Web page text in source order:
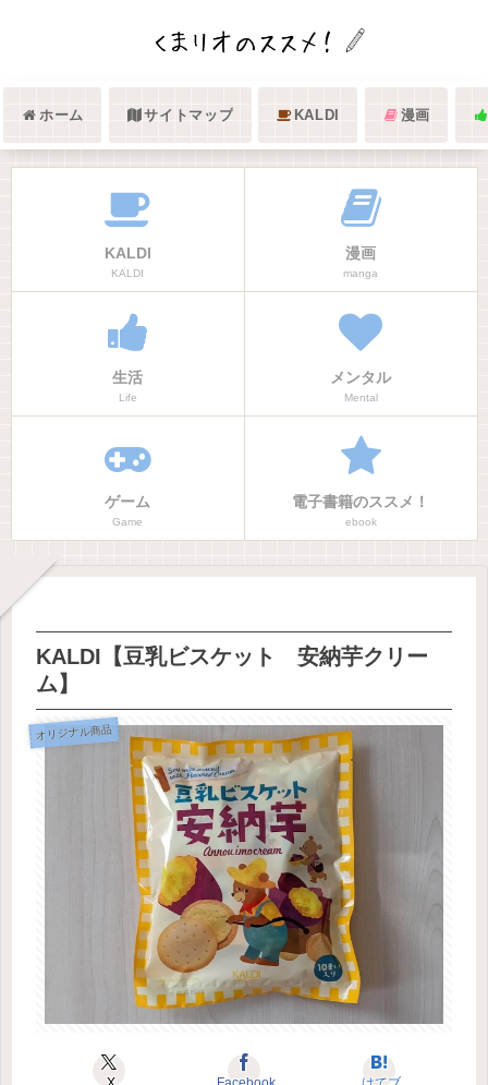
ホーム サイトマップ KALDI 漫画
KALDI
KALDI
漫画
manga
生活
Life
メンタル
Mental
ゲーム
Game
電子書籍のススメ！
ebook
KALDI【豆乳ビスケット 安納芋クリー
ム】
オリジナル商品